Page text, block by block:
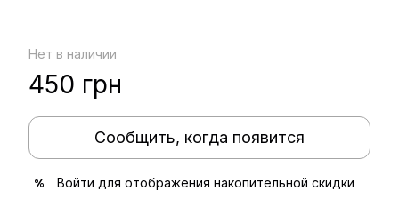
Нет в наличии
450 грн
Сообщить, когда появится
% Войти для отображения накопительной скидки